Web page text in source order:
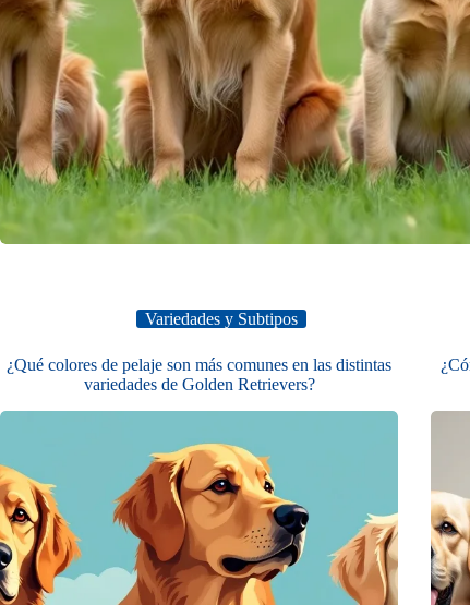
Variedades y Subtipos
¿Qué colores de pelaje son más comunes en las distintas
variedades de Golden Retrievers?